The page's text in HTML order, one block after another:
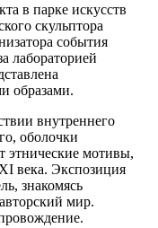
в парке искусств
скульптора
события
лабораторией
образами.
внутреннего
оболочки
этнические мотивы,
века. Экспозиция
знакомясь
мир.